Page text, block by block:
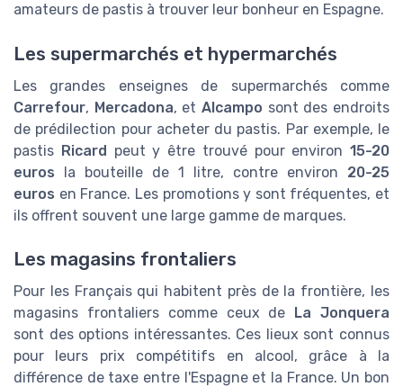
amateurs de pastis à trouver leur bonheur en Espagne.
Les supermarchés et hypermarchés
Les grandes enseignes de supermarchés comme
Carrefour, Mercadona, etAlcampo sont des endroits
de prédilection pour acheter du pastis. Par exemple, le
pastis Ricard peut y être trouvé pour environ 15-20
euros la bouteille de 1 litre, contre environ 20-25
euros en France. Les promotions y sont fréquentes, et
ils offrent souvent une large gamme de marques.
Les magasins frontaliers
Pour les Français qui habitent près de la frontière, les
magasins frontaliers comme ceux de La Jonquera
sont des options intéressantes. Ces lieux sont connus
pour leurs prix compétitifs en alcool, grâce à la
différence de taxe entre l'Espagne et la France. Un bon